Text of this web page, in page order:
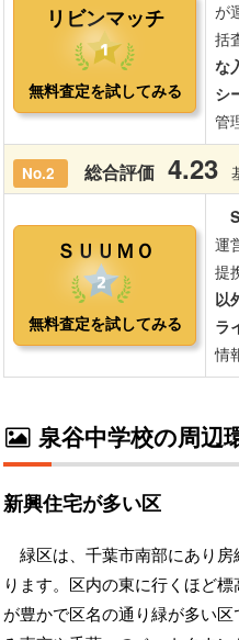
泉谷中学校の周辺
新興住宅が多い区
緑区は、千葉市南部にあり
ります。区内の東に行くほど
が豊かで区名の通り緑が多い